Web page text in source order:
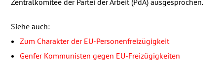
Siehe auch:
Zum Charakter der EU-Personenfreizügigkeit
Genfer Kommunisten gegen EU-Freizügigkeiten